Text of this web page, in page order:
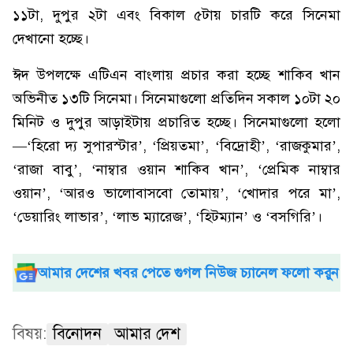
১১টা, দুপুর ২টা এবং বিকাল ৫টায় চারটি করে সিনেমা
দেখানো হচ্ছে।
ঈদ উপলক্ষে এটিএন বাংলায় প্রচার করা হচ্ছে শাকিব খান
অভিনীত ১৩টি সিনেমা। সিনেমাগুলো প্রতিদিন সকাল ১০টা ২০
মিনিট ও দুপুর আড়াইটায় প্রচারিত হচ্ছে। সিনেমাগুলো হলো
—‘হিরো দ্য সুপারস্টার’, ‘প্রিয়তমা’, ‘বিদ্রোহী’, ‘রাজকুমার’,
‘রাজা বাবু’, ‘নাম্বার ওয়ান শাকিব খান’, ‘প্রেমিক নাম্বার
ওয়ান’, ‘আরও ভালোবাসবো তোমায়’, ‘খোদার পরে মা’,
‘ডেয়ারিং লাভার’, ‘লাভ ম্যারেজ’, ‘হিটম্যান’ ও ‘বসগিরি’।
আমার দেশের খবর পেতে গুগল নিউজ চ্যানেল ফলো করুন
বিষয়: বিনোদন আমার দেশ